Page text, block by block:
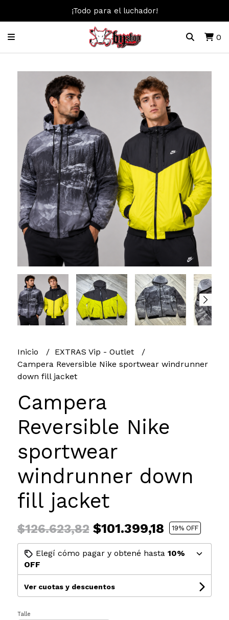
¡Todo para el luchador!
0
Inicio
EXTRAS Vip - Outlet
Campera Reversible Nike sportwear windrunner
down fill jacket
Campera
Reversible Nike
sportwear
windrunner down
fill jacket
$126.623,82$101.399,18 19% OFF
Elegí cómo pagar y obtené hasta 10%
OFF
Ver cuotas y descuentos
Talle